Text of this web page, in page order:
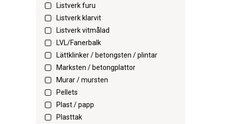
Listverk furu
Listverk klarvit
Listverk vitmålad
LVL/Fanerbalk
Lättklinker / betongsten / plintar
Marksten / betongplattor
Murar / mursten
Pellets
Plast / papp
Plasttak